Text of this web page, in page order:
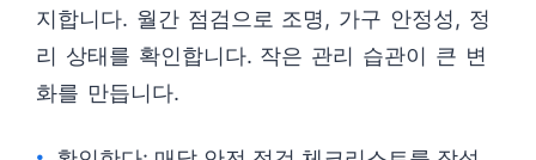
지합니다. 월간 점검으로 조명, 가구 안정성, 정
리 상태를 확인합니다. 작은 관리 습관이 큰 변
화를 만듭니다.